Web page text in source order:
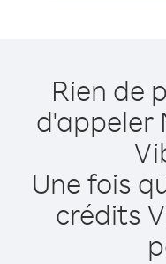
Rien de
d'appeler
Une fois
crédits